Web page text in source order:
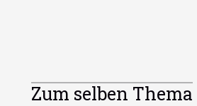
Zum selben Thema